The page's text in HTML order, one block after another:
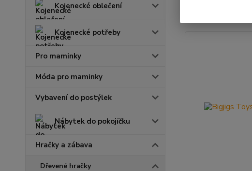
Kojenecké oblečení
Kojenecké potřeby
Pro maminky
Móda pro maminky
Vybavení do postýlek
Nábytek do pokojíčku
Hračky a zábava
Dřevené hračky